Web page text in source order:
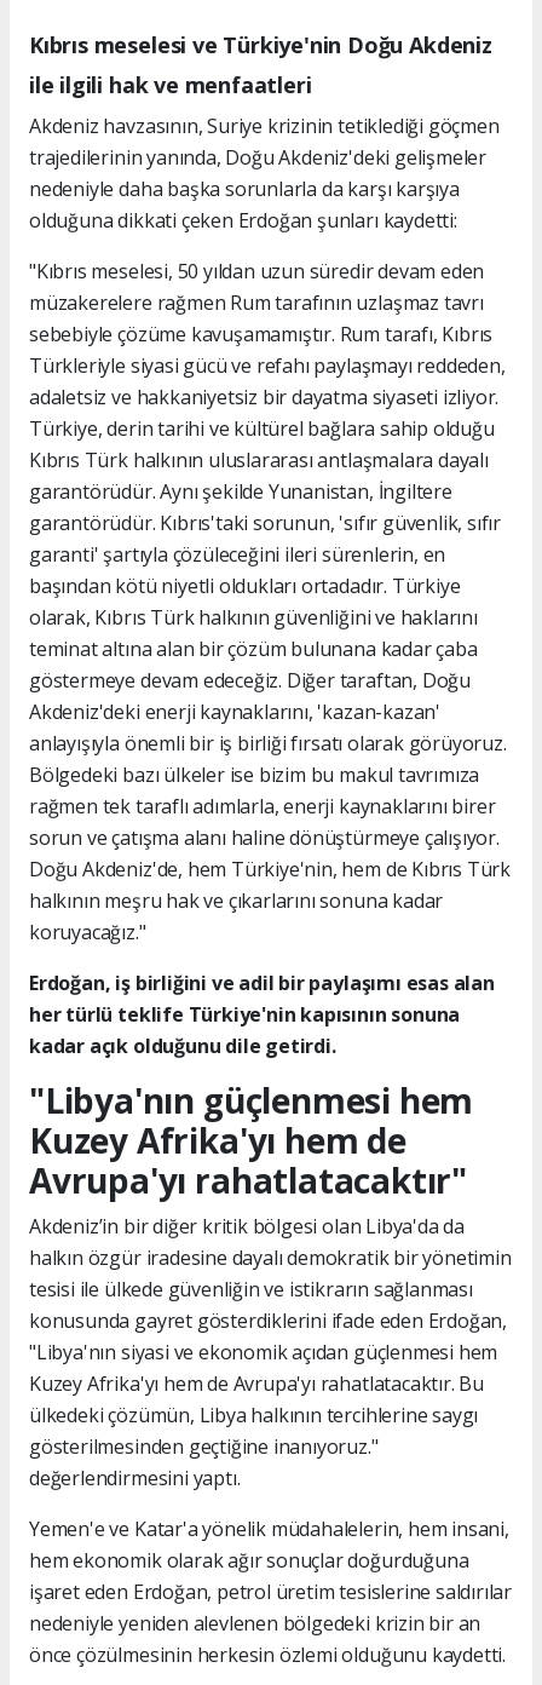
Kıbrıs meselesi ve Türkiye'nin Doğu Akdeniz
ile ilgili hak ve menfaatleri
Akdeniz havzasının, Suriye krizinin tetiklediği göçmen
trajedilerinin yanında, Doğu Akdeniz'deki gelişmeler
nedeniyle daha başka sorunlarla da karşı karşıya
olduğuna dikkati çeken Erdoğan şunları kaydetti:
"Kıbrıs meselesi, 50 yıldan uzun süredir devam eden
müzakerelere rağmen Rum tarafının uzlaşmaz tavrı
sebebiyle çözüme kavuşamamıştır. Rum tarafı, Kıbrıs
Türkleriyle siyasi gücü ve refahı paylaşmayı reddeden,
adaletsiz ve hakkaniyetsiz bir dayatma siyaseti izliyor.
Türkiye, derin tarihi ve kültürel bağlara sahip olduğu
Kıbrıs Türk halkının uluslararası antlaşmalara dayalı
garantörüdür. Aynı şekilde Yunanistan, İngiltere
garantörüdür. Kıbrıs'taki sorunun, 'sıfır güvenlik, sıfır
garanti' şartıyla çözüleceğini ileri sürenlerin, en
başından kötü niyetli oldukları ortadadır. Türkiye
olarak, Kıbrıs Türk halkının güvenliğini ve haklarını
teminat altına alan bir çözüm bulunana kadar çaba
göstermeye devam edeceğiz. Diğer taraftan, Doğu
Akdeniz'deki enerji kaynaklarını, 'kazan-kazan'
anlayışıyla önemli bir iş birliği fırsatı olarak görüyoruz.
Bölgedeki bazı ülkeler ise bizim bu makul tavrımıza
rağmen tek taraflı adımlarla, enerji kaynaklarını birer
sorun ve çatışma alanı haline dönüştürmeye çalışıyor.
Doğu Akdeniz'de, hem Türkiye'nin, hem de Kıbrıs Türk
halkının meşru hak ve çıkarlarını sonuna kadar
koruyacağız."
Erdoğan, iş birliğini ve adil bir paylaşımı esas alan
her türlü teklife Türkiye'nin kapısının sonuna
kadar açık olduğunu dile getirdi.
"Libya'nın güçlenmesi hem
Kuzey Afrika'yı hem de
Avrupa'yı rahatlatacaktır"
Akdeniz’in bir diğer kritik bölgesi olan Libya'da da
halkın özgür iradesine dayalı demokratik bir yönetimin
tesisi ile ülkede güvenliğin ve istikrarın sağlanması
konusunda gayret gösterdiklerini ifade eden Erdoğan,
"Libya'nın siyasi ve ekonomik açıdan güçlenmesi hem
Kuzey Afrika'yı hem de Avrupa'yı rahatlatacaktır. Bu
ülkedeki çözümün, Libya halkının tercihlerine saygı
gösterilmesinden geçtiğine inanıyoruz."
değerlendirmesini yaptı.
Yemen'e ve Katar'a yönelik müdahalelerin, hem insani,
hem ekonomik olarak ağır sonuçlar doğurduğuna
işaret eden Erdoğan, petrol üretim tesislerine saldırılar
nedeniyle yeniden alevlenen bölgedeki krizin bir an
önce çözülmesinin herkesin özlemi olduğunu kaydetti.